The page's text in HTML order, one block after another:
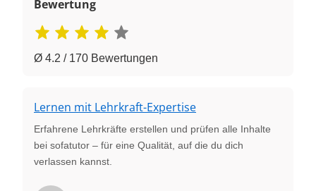
Bewertung
Ø 4.2 / 170 Bewertungen
Lernen mit Lehrkraft-Expertise
Erfahrene Lehrkräfte erstellen und prüfen alle Inhalte
bei sofatutor – für eine Qualität, auf die du dich
verlassen kannst.